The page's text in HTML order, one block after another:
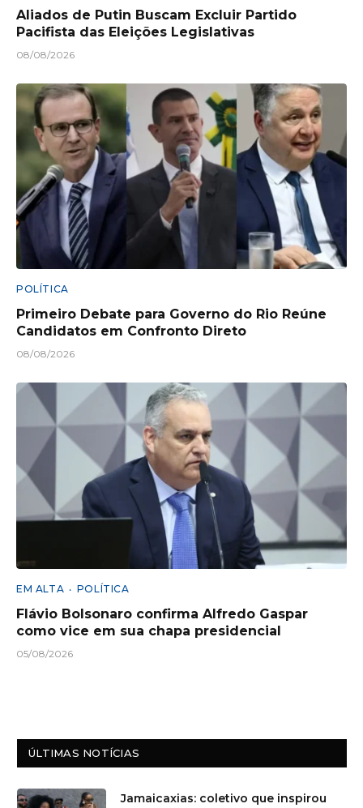
Aliados de Putin Buscam Excluir Partido
Pacifista das Eleições Legislativas
08/08/2026
POLÍTICA
Primeiro Debate para Governo do Rio Reúne
Candidatos em Confronto Direto
08/08/2026
EM ALTA POLÍTICA
Flávio Bolsonaro confirma Alfredo Gaspar
como vice em sua chapa presidencial
05/08/2026
ÚLTIMAS NOTÍCIAS
Jamaicaxias: coletivo que inspirou